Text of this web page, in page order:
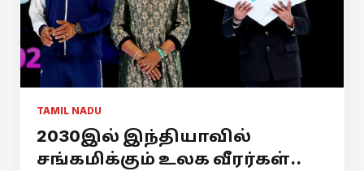
TAMIL NADU
2030இல் இந்தியாவில்
சங்கமிக்கும் உலக வீரர்கள்..